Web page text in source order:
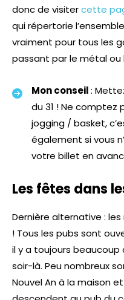
donc de visitercette
qui répertorie
vraiment pour tous les
passant par le métal ou
Mon conseil:
du 31 ! Ne comptez
jogging / basket,
également si vous
votre billet en
Les fêtes dans
Dernière alternative :
! Tous les pubs sont
il y a toujours
soir-là. Peu nombreux
Nouvel An à la maison et